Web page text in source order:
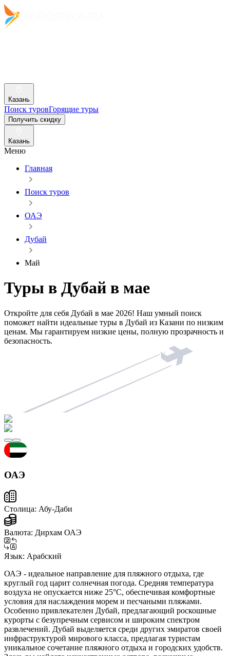
Казань
Поиск туровГорящие туры
Получить скидку
Казань
Меню
Главная
Поиск туров
ОАЭ
Дубай
Май
Туры в Дубай в мае
Откройте для себя Дубай в мае 2026! Наш умный поиск
поможет найти идеальные туры в Дубай из Казани по низким
ценам. Мы гарантируем низкие цены, полную прозрачность и
безопасность.
ОАЭ
Столица: Абу-Даби
Валюта: Дирхам ОАЭ
Язык: Арабский
ОАЭ - идеальное направление для пляжного отдыха, где
круглый год царит солнечная погода. Средняя температура
воздуха не опускается ниже 25°C, обеспечивая комфортные
условия для наслаждения морем и песчаными пляжами.
Особенно привлекателен Дубай, предлагающий роскошные
курорты с безупречным сервисом и широким спектром
развлечений. Дубай выделяется среди других эмиратов своей
инфраструктурой мирового класса, предлагая туристам
уникальное сочетание пляжного отдыха и городских удобств.